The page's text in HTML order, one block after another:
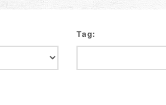
Tag: